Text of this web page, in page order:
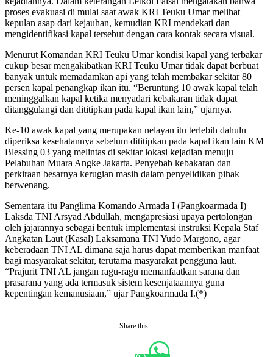
proses evakuasi di mulai saat awak KRI Teuku Umar melihat
kepulan asap dari kejauhan, kemudian KRI mendekati dan
mengidentifikasi kapal tersebut dengan cara kontak secara visual.
Menurut Komandan KRI Teuku Umar kondisi kapal yang terbakar
cukup besar mengakibatkan KRI Teuku Umar tidak dapat berbuat
banyak untuk memadamkan api yang telah membakar sekitar 80
persen kapal penangkap ikan itu. “Beruntung 10 awak kapal telah
meninggalkan kapal ketika menyadari kebakaran tidak dapat
ditanggulangi dan dititipkan pada kapal ikan lain,” ujarnya.
Ke-10 awak kapal yang merupakan nelayan itu terlebih dahulu
diperiksa kesehatannya sebelum dititipkan pada kapal ikan lain KM
Blessing 03 yang melintas di sekitar lokasi kejadian menuju
Pelabuhan Muara Angke Jakarta. Penyebab kebakaran dan
perkiraan besarnya kerugian masih dalam penyelidikan pihak
berwenang.
Sementara itu Panglima Komando Armada I (Pangkoarmada I)
Laksda TNI Arsyad Abdullah, mengapresiasi upaya pertolongan
oleh jajarannya sebagai bentuk implementasi instruksi Kepala Staf
Angkatan Laut (Kasal) Laksamana TNI Yudo Margono, agar
keberadaan TNI AL dimana saja harus dapat memberikan manfaat
bagi masyarakat sekitar, terutama masyarakat pengguna laut.
“Prajurit TNI AL jangan ragu-ragu memanfaatkan sarana dan
prasarana yang ada termasuk sistem kesenjataannya guna
kepentingan kemanusiaan,” ujar Pangkoarmada I.(*)
Share this...